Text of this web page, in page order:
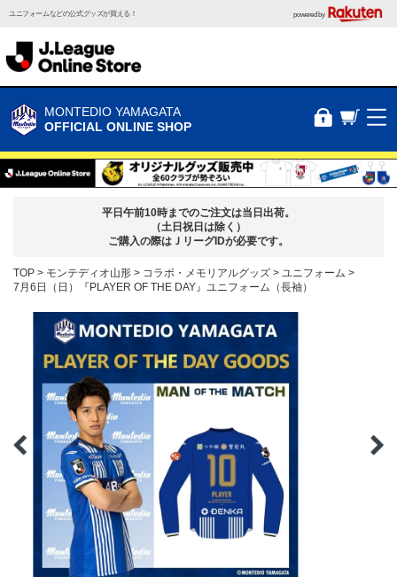
ユニフォームなどの公式グッズが買える！ powered by
MONTEDIO YAMAGATA
OFFICIAL ONLINE SHOP
平日午前10時までのご注文は当日出荷。
（土日祝日は除く）
ご購入の際はＪリーグIDが必要です。
TOP モンテディオ山形 コラボ・メモリアルグッズ
ユニフォーム
7月6日（日）『PLAYER OF THE DAY』ユニフォーム（長袖）